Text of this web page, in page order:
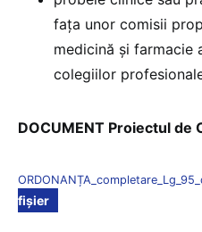
fața unor comisii
medicină și farmacie
colegiilor
DOCUMENT Proiectul de
fișier